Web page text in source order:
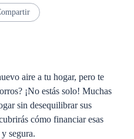
aire a tu hogar, pero te
¡No estás solo! Muchas
sin desequilibrar sus
cómo financiar esas
segura.